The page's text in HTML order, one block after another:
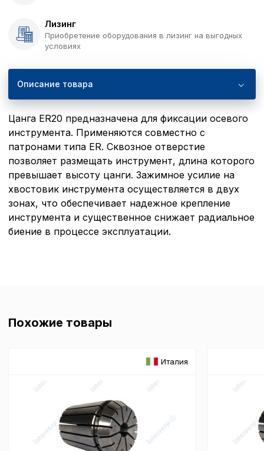
Лизинг
Приобретение оборудования в лизинг на выгодных
условиях
Описание товара
Цанга ER20 предназначена для фиксации осевого
инструмента. Применяются совместно с
патронами типа ER. Сквозное отверстие
позволяет размещать инструмент, длина которого
превышает высоту цанги. Зажимное усилие на
хвостовик инструмента осуществляется в двух
зонах, что обеспечивает надежное крепление
инструмента и существенное снижает радиальное
биение в процессе эксплуатации.
Похожие товары
Италия
Политика в
Настройте параметры